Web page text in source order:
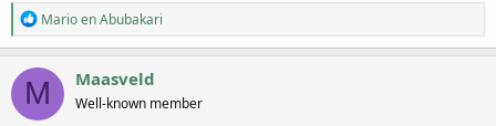
:W
a
a
r
d
e
MarioenAbubakari
M Maasveld
Well-known member